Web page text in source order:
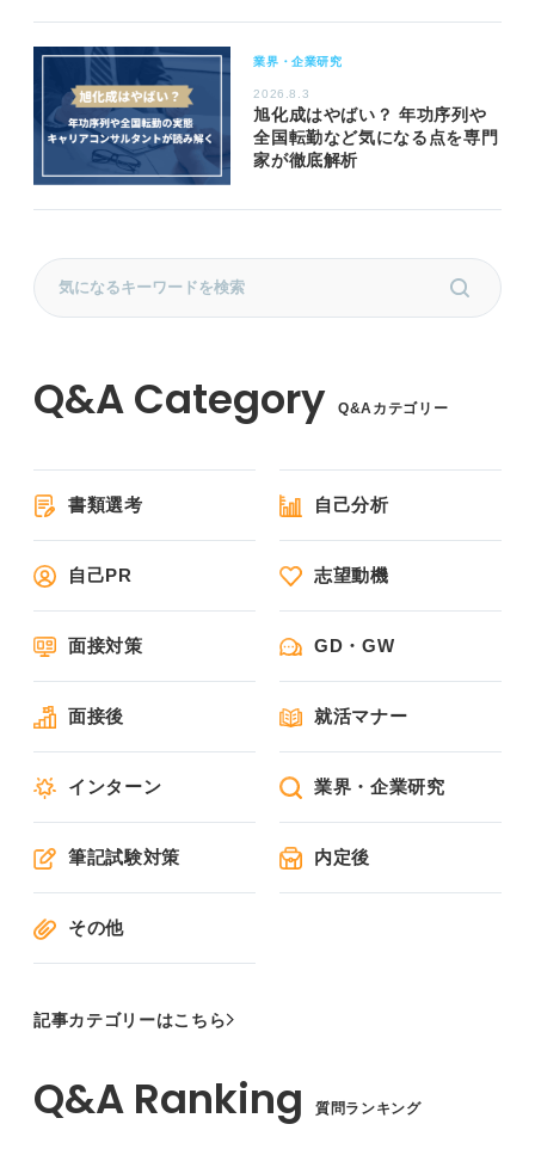
業界・企業研究
2026.8.3
旭化成はやばい？ 年功序列や
全国転勤など気になる点を専門
家が徹底解析
Q&Aカテゴリー
書類選考 自己分析
自己PR 志望動機
面接対策 GD・GW
面接後 就活マナー
インターン 業界・企業研究
筆記試験対策 内定後
その他
記事カテゴリーはこちら
質問ランキング